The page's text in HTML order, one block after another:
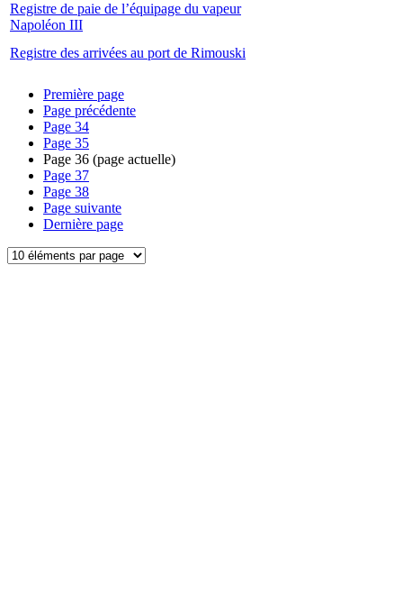
Registre de paie de l’équipage du vapeur
Napoléon III
Registre des arrivées au port de Rimouski
Première page
Page précédente
Page 34
Page 35
Page 36 (page actuelle)
Page 37
Page 38
Page suivante
Dernière page